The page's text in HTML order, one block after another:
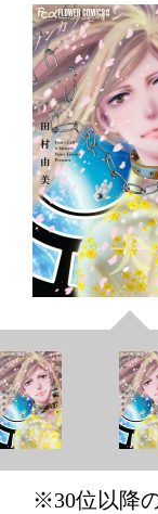
※30位以降